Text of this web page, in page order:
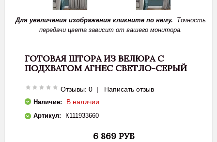
Для увеличения изображения кликните по нему. Точность
передачи цвета зависит от вашего монитора.
ГОТОВАЯ ШТОРА ИЗ ВЕЛЮРА С
ПОДХВАТОМ АГНЕС СВЕТЛО-СЕРЫЙ
Отзывы: 0 | Написать отзыв
Наличие: В наличии
Артикул: К111933660
6 869 РУБ